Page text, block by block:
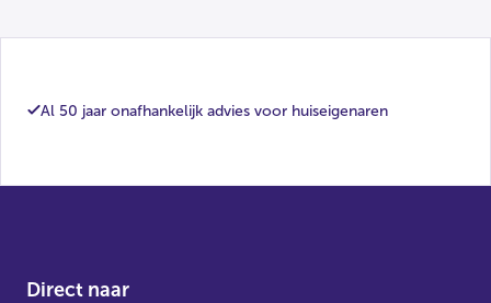
Al 50 jaar onafhankelijk advies voor huiseigenaren
Direct naar